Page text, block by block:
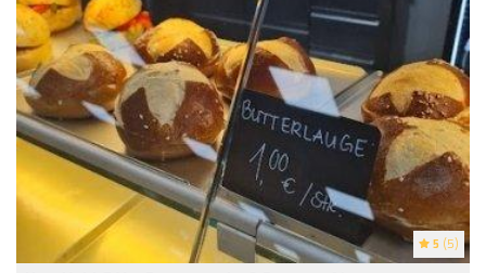
5 (5)